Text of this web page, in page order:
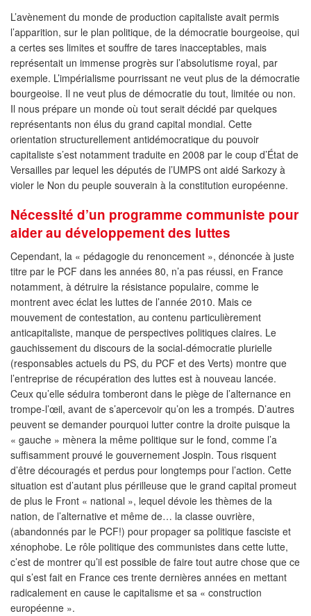
L’avènement du monde de production capitaliste avait permis
l’apparition, sur le plan politique, de la démocratie bourgeoise, qui
a certes ses limites et souffre de tares inacceptables, mais
représentait un immense progrès sur l’absolutisme royal, par
exemple. L’impérialisme pourrissant ne veut plus de la démocratie
bourgeoise. Il ne veut plus de démocratie du tout, limitée ou non.
Il nous prépare un monde où tout serait décidé par quelques
représentants non élus du grand capital mondial. Cette
orientation structurellement antidémocratique du pouvoir
capitaliste s’est notamment traduite en 2008 par le coup d’État de
Versailles par lequel les députés de l’UMPS ont aidé Sarkozy à
violer le Non du peuple souverain à la constitution européenne.
Nécessité d’un programme communiste pour
aider au développement des luttes
Cependant, la « pédagogie du renoncement », dénoncée à juste
titre par le PCF dans les années 80, n’a pas réussi, en France
notamment, à détruire la résistance populaire, comme le
montrent avec éclat les luttes de l’année 2010. Mais ce
mouvement de contestation, au contenu particulièrement
anticapitaliste, manque de perspectives politiques claires. Le
gauchissement du discours de la social-démocratie plurielle
(responsables actuels du PS, du PCF et des Verts) montre que
l’entreprise de récupération des luttes est à nouveau lancée.
Ceux qu’elle séduira tomberont dans le piège de l’alternance en
trompe-l’œil, avant de s’apercevoir qu’on les a trompés. D’autres
peuvent se demander pourquoi lutter contre la droite puisque la
« gauche » mènera la même politique sur le fond, comme l’a
suffisamment prouvé le gouvernement Jospin. Tous risquent
d’être découragés et perdus pour longtemps pour l’action. Cette
situation est d’autant plus périlleuse que le grand capital promeut
de plus le Front « national », lequel dévoie les thèmes de la
nation, de l’alternative et même de… la classe ouvrière,
(abandonnés par le PCF!) pour propager sa politique fasciste et
xénophobe. Le rôle politique des communistes dans cette lutte,
c’est de montrer qu’il est possible de faire tout autre chose que ce
qui s’est fait en France ces trente dernières années en mettant
radicalement en cause le capitalisme et sa « construction
européenne ».